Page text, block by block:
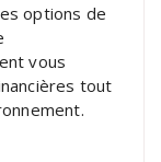
options de
vous
tout